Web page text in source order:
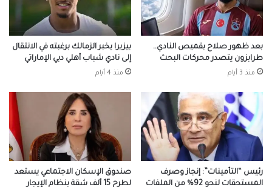
بعد ظهور صلاح بقميص النادي..
طرابزون يتصدر محركات البحث
منذ 3 أيام
بيزيرا يخبر الزمالك برغبته في الانتقال
إلى نادي شباب أهلي دبي الإماراتي
منذ 4 أيام
رئيس “التأمينات”: إنجاز وصرف
المستحقات لنحو 92% من الملفات
صندوق الإسكان الاجتماعي يستعد
لطرح 15 ألف شقة بنظام الإيجار